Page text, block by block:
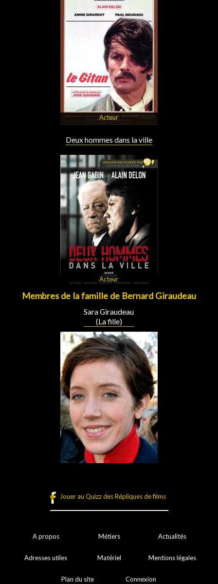
Acteur
Deux hommes dans la ville
Acteur
Membres de la famille de Bernard Giraudeau
Sara Giraudeau
(La fille)
Jouer au Quizz des Répliques de films
A propos Métiers Actualités
Adresses utiles Matériel Mentions légales
Plan du site Connexion